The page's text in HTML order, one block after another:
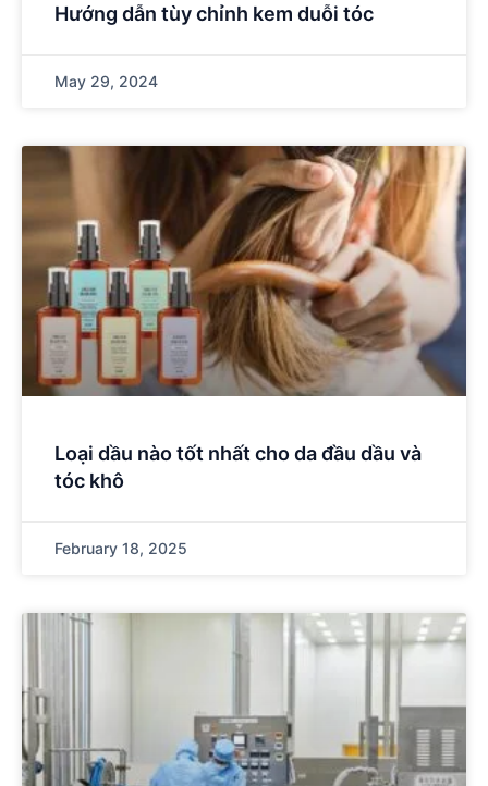
Hướng dẫn tùy chỉnh kem duỗi tóc
May 29, 2024
Loại dầu nào tốt nhất cho da đầu dầu và
tóc khô
February 18, 2025